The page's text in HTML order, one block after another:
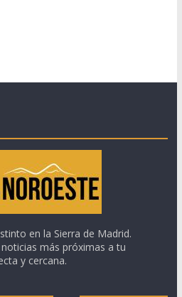
en la Sierra de Madrid.
más próximas a tu
y cercana.